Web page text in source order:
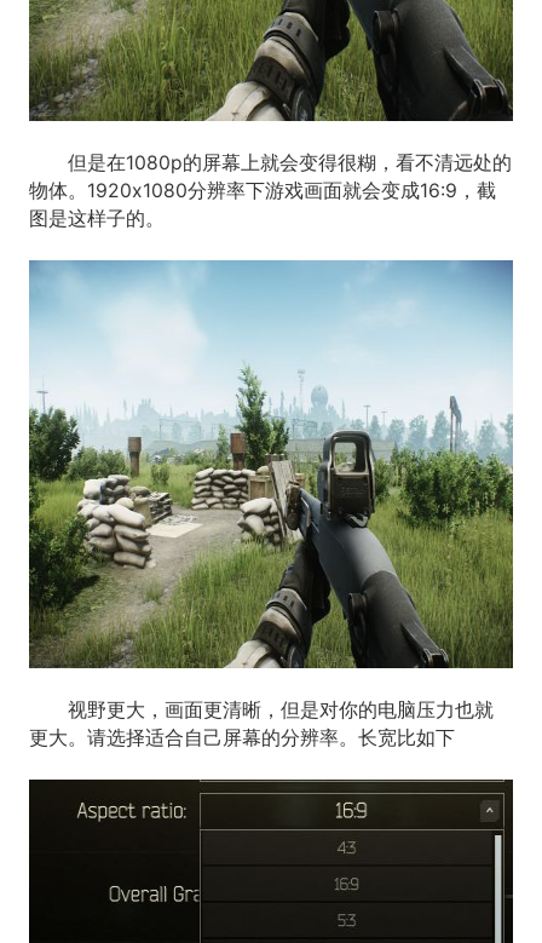
但是在1080p的屏幕上就会变得很糊，看不清远处的
物体。1920x1080分辨率下游戏画面就会变成16:9，截
图是这样子的。
视野更大，画面更清晰，但是对你的电脑压力也就
更大。请选择适合自己屏幕的分辨率。长宽比如下